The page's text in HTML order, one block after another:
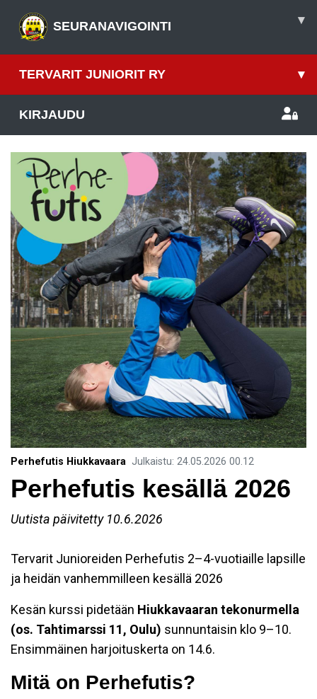
SEURANAVIGOINTI ▾
TERVARIT JUNIORIT RY ▾
KIRJAUDU
Perhefutis Hiukkavaara Julkaistu: 24.05.2026 00.12
Perhefutis kesällä 2026
Uutista päivitetty 10.6.2026
Tervarit Junioreiden Perhefutis 2–4-vuotiaille lapsille
ja heidän vanhemmilleen kesällä 2026
Kesän kurssi pidetään Hiukkavaaran tekonurmella
(os. Tahtimarssi 11, Oulu) sunnuntaisin klo 9–10.
Ensimmäinen harjoituskerta on 14.6.
Mitä on Perhefutis?